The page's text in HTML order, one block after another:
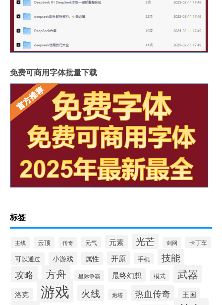
免费可商用字体批量下载
标签
主线 云顶 传奇 元气 元素 光芒 剑网 卡丁车
可以通过 小游戏 属性 开原 手机 技能
攻略 方舟 星际争霸 最终幻想 模式 武器
洛克 游戏 火线 炮塔 热血传奇 王国